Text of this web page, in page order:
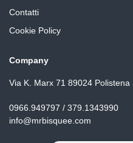
Contatti
Cookie Policy
Company
Via K. Marx 71 89024 Polistena
0966.949797 / 379.1343990
info@mrbisquee.com